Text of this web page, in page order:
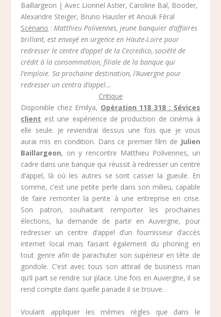
Baillargeon | Avec Lionnel Astier, Caroline Bal, Booder,
Alexandre Steiger, Bruno Hausler et Anouk Féral
Scénario :Matthieu Polivennes, jeune banquier d’affaires
brillant, est envoyé en urgence en Haute-Loire pour
redresser le centre d’appel de la Cecredico, société de
crédit à la consommation, filiale de la banque qui
l’emploie. Sa prochaine destination, l’Auvergne pour
redresser un centra d’appel…
Critique
Disponible chez Emilya, Opération 118 318 : Sévices
client est une expérience de production de cinéma à
elle seule. Je reviendrai dessus une fois que je vous
aurai mis en condition. Dans ce premier film de Julien
Baillargeon, on y rencontre Matthieu Polivennes, un
cadre dans une banque qui réussit à redresser un centre
d’appel, là où les autres se sont casser la gueule. En
somme, c’est une petite perle dans son milieu, capable
de faire remonter la pente à une entreprise en crise.
Son patron, souhaitant remporter les prochaines
élections, lui demande de partir en Auvergne, pour
redresser un centre d’appel d’un fournisseur d’accès
internet local mais faisant également du phoning en
tout genre afin de parachuter son supérieur en tête de
gondole. C’est avec tous son attirail de business man
qu’il part se rendre sur place. Une fois en Auvergne, il se
rend compte dans quelle panade il se trouve.
Voulant appliquer les mêmes règles que dans le